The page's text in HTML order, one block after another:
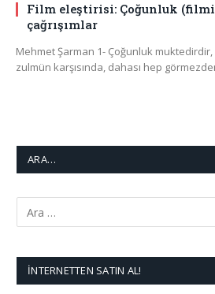
Film eleştirisi: Çoğunluk
çağrışımlar
Mehmet Şarman 1- Çoğunluk
zulmün karşısında, dahası hep
ARA…
İNTERNETTEN SATIN AL!